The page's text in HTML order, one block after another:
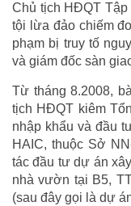
Chủ tịch HĐQT
tội lừa đảo chiếm
phạm bị truy tố
và giám đốc sàn
Từ tháng 8.2008,
tịch HĐQT kiêm
nhập khẩu và đầu
HAIC, thuộc Sở
tác đầu tư dự án
nhà vườn tại B5,
(sau đây gọi là dự